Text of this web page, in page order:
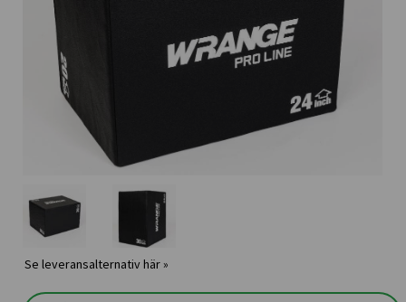
Se leveransalternativ här »